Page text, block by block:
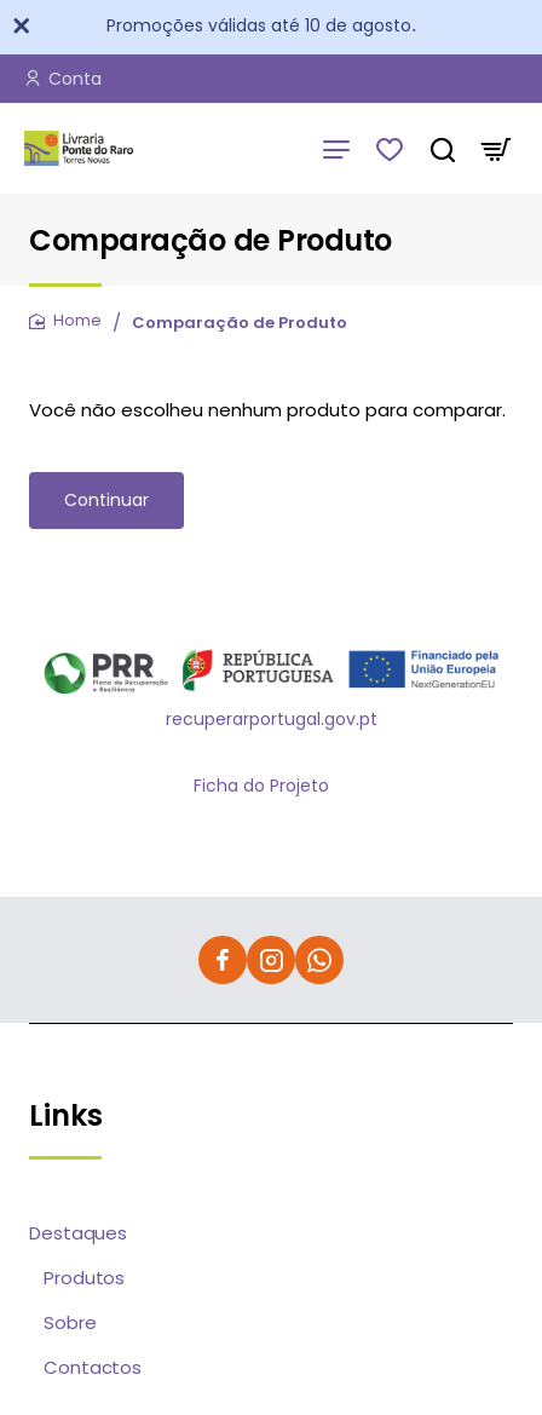
Promoções válidas até 10 de agosto.
Conta
Comparação de Produto
Comparação de Produto
Você não escolheu nenhum produto para comparar.
Continuar
recuperarportugal.gov.pt
Ficha do Projeto
Links
Destaques
Produtos
Sobre
Contactos